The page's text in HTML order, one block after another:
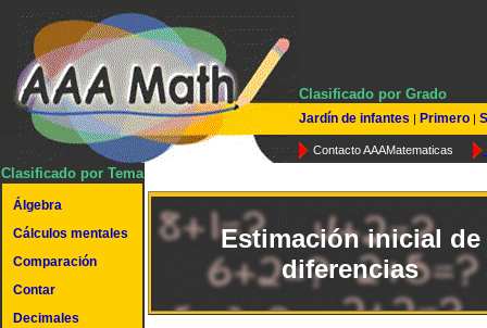
Clasificado por Grado
Jardín de infantes | Primero |
Contacto AAAMatematicas
Clasificado por Tema
Álgebra
Cálculos mentales
Comparación
Contar
Decimales
Estimación inicial de
diferencias